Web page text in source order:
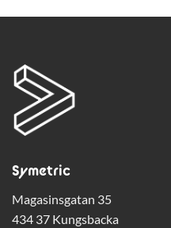
Symetric
Magasinsgatan 35
434 37 Kungsbacka